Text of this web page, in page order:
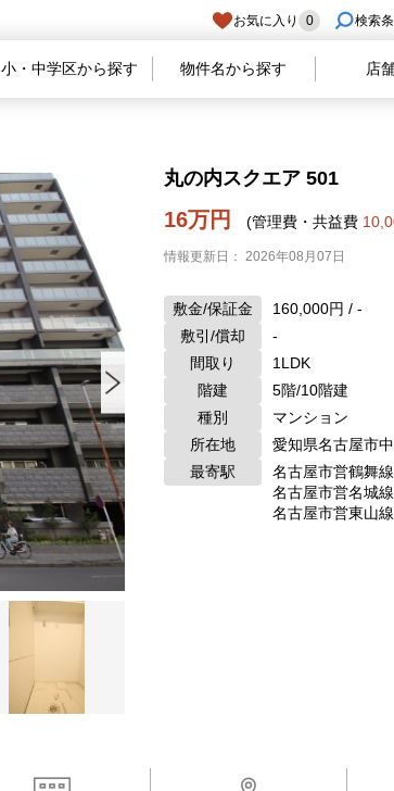
お気に入り 0 検索
小・中学区から探す 物件名から探す 店
丸の内スクエア 501
情報更新日： 2026年08月07日
16万円 (管理費・共益費
敷金/保証金 160,000円 / -
敷引/償却
-
間取り
1LDK
階建
5階/10階建
種別
マンション
所在地
愛知県名古屋市
最寄駅
名古屋市営鶴舞
名古屋市営名城
名古屋市営東山